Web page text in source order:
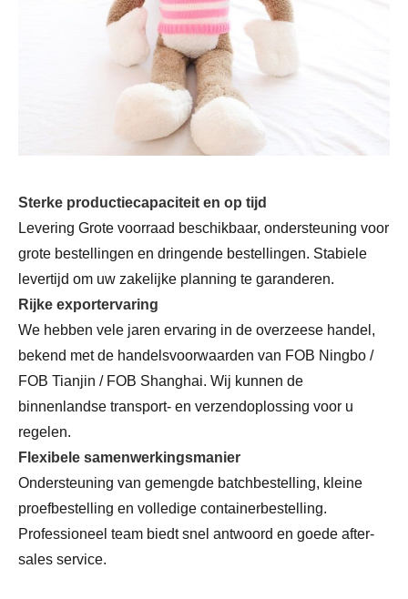
Sterke productiecapaciteit en op tijd
Levering Grote voorraad beschikbaar, ondersteuning voor
grote bestellingen en dringende bestellingen. Stabiele
levertijd om uw zakelijke planning te garanderen.
Rijke exportervaring
We hebben vele jaren ervaring in de overzeese handel,
bekend met de handelsvoorwaarden van FOB Ningbo /
FOB Tianjin / FOB Shanghai. Wij kunnen de
binnenlandse transport- en verzendoplossing voor u
regelen.
Flexibele samenwerkingsmanier
Ondersteuning van gemengde batchbestelling, kleine
proefbestelling en volledige containerbestelling.
Professioneel team biedt snel antwoord en goede after-
sales service.